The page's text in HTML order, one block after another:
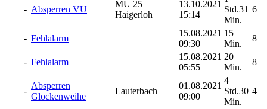
- Absperren VU
MÜ 25
Haigerloh
13.10.2021
15:14
Std.31
Min.
6
- Fehlalarm
15.08.2021
09:30
15
Min.
8
- Fehlalarm
15.08.2021
05:55
20
Min.
8
-
Absperren
Glockenweihe
Lauterbach
01.08.2021
09:00
4
Std.30
Min.
4